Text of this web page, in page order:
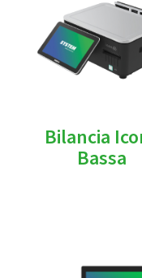
Bilancia
Bassa